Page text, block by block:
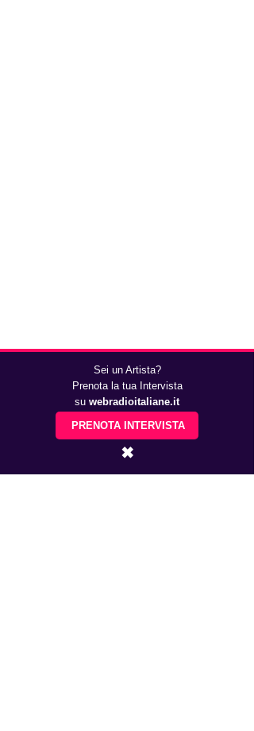
Sei un Artista?
Prenota la tua Intervista
su webradioitaliane.it
PRENOTA INTERVISTA
✖